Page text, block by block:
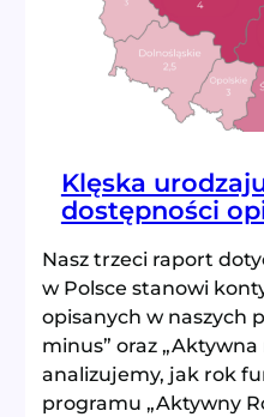
Klęska
dostępności
Nasz trzeci raport
w Polsce stanowi
opisanych w naszych
minus” oraz
analizujemy, jak rok
programu „Aktywny